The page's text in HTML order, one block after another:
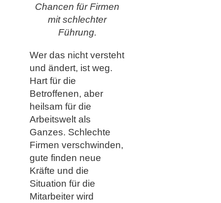
Chancen für Firmen
mit schlechter
Führung.
Wer das nicht versteht
und ändert, ist weg.
Hart für die
Betroffenen, aber
heilsam für die
Arbeitswelt als
Ganzes. Schlechte
Firmen verschwinden,
gute finden neue
Kräfte und die
Situation für die
Mitarbeiter wird